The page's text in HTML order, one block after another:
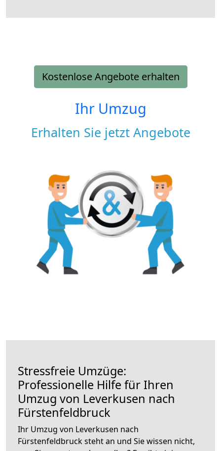
Kostenlose Angebote erhalten
Ihr Umzug
Erhalten Sie jetzt Angebote
Stressfreie Umzüge:
Professionelle Hilfe für Ihren
Umzug von Leverkusen nach
Fürstenfeldbruck
Ihr Umzug von Leverkusen nach
Fürstenfeldbruck steht an und Sie wissen nicht,